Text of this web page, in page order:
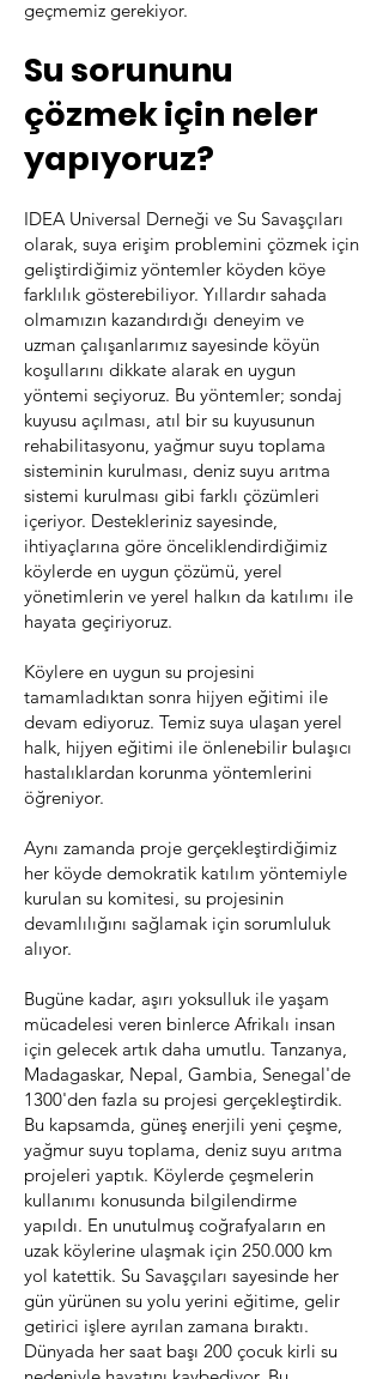
geçmemiz gerekiyor.
Su sorununu
çözmek için neler
yapıyoruz?
IDEA Universal Derneği ve Su Savaşçıları
olarak, suya erişim problemini çözmek için
geliştirdiğimiz yöntemler köyden köye
farklılık gösterebiliyor. Yıllardır sahada
olmamızın kazandırdığı deneyim ve
uzman çalışanlarımız sayesinde köyün
koşullarını dikkate alarak en uygun
yöntemi seçiyoruz. Bu yöntemler; sondaj
kuyusu açılması, atıl bir su kuyusunun
rehabilitasyonu, yağmur suyu toplama
sisteminin kurulması, deniz suyu arıtma
sistemi kurulması gibi farklı çözümleri
içeriyor. Destekleriniz sayesinde,
ihtiyaçlarına göre önceliklendirdiğimiz
köylerde en uygun çözümü, yerel
yönetimlerin ve yerel halkın da katılımı ile
hayata geçiriyoruz.
Köylere en uygun su projesini
tamamladıktan sonra hijyen eğitimi ile
devam ediyoruz. Temiz suya ulaşan yerel
halk, hijyen eğitimi ile önlenebilir bulaşıcı
hastalıklardan korunma yöntemlerini
öğreniyor.
Aynı zamanda proje gerçekleştirdiğimiz
her köyde demokratik katılım yöntemiyle
kurulan su komitesi, su projesinin
devamlılığını sağlamak için sorumluluk
alıyor.
Bugüne kadar, aşırı yoksulluk ile yaşam
mücadelesi veren binlerce Afrikalı insan
için gelecek artık daha umutlu. Tanzanya,
Madagaskar, Nepal, Gambia, Senegal'de
1300'den fazla su projesi gerçekleştirdik.
Bu kapsamda, güneş enerjili yeni çeşme,
yağmur suyu toplama, deniz suyu arıtma
projeleri yaptık. Köylerde çeşmelerin
kullanımı konusunda bilgilendirme
yapıldı. En unutulmuş coğrafyaların en
uzak köylerine ulaşmak için 250.000 km
yol katettik. Su Savaşçıları sayesinde her
gün yürünen su yolu yerini eğitime, gelir
getirici işlere ayrılan zamana bıraktı.
Dünyada her saat başı 200 çocuk kirli su